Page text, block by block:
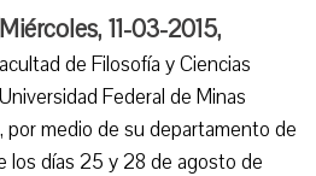
11-03-2015,
de Filosofía y Ciencias
Federal de Minas
por medio de su departamento de
los días 25 y 28 de agosto de